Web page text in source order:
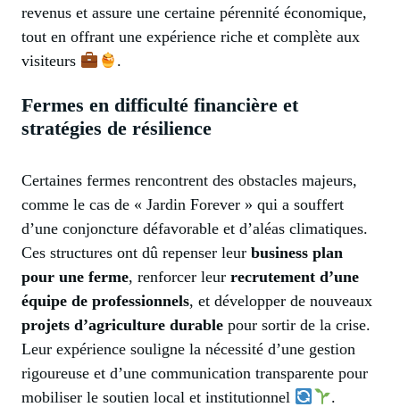
revenus et assure une certaine pérennité économique,
tout en offrant une expérience riche et complète aux
visiteurs
.
Fermes en difficulté financière et
stratégies de résilience
Certaines fermes rencontrent des obstacles majeurs,
comme le cas de « Jardin Forever » qui a souffert
d’une conjoncture défavorable et d’aléas climatiques.
Ces structures ont dû repenser leur business plan
pour une ferme, renforcer leur recrutement d’une
équipe de professionnels, et développer de nouveaux
projets d’agriculture durable pour sortir de la crise.
Leur expérience souligne la nécessité d’une gestion
rigoureuse et d’une communication transparente pour
mobiliser le soutien local et institutionnel
.